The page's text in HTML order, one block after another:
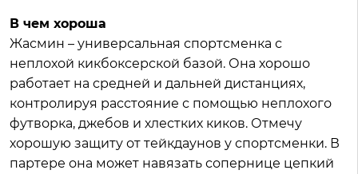
В чем хороша
Жасмин – универсальная спортсменка с
неплохой кикбоксерской базой. Она хорошо
работает на средней и дальней дистанциях,
контролируя расстояние с помощью неплохого
футворка, джебов и хлестких киков. Отмечу
хорошую защиту от тейкдаунов у спортсменки. В
партере она может навязать сопернице цепкий